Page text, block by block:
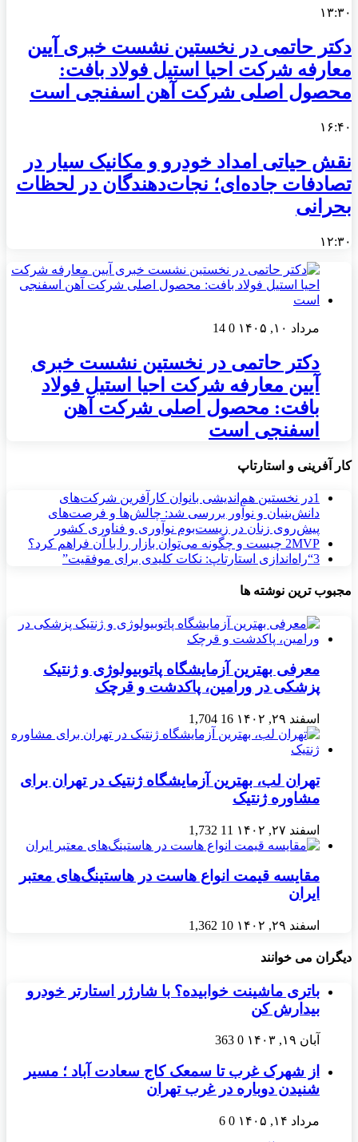
۱۳:۳۰
دکتر حاتمی در نخستین نشست خبری آیین
معارفه شرکت احیا استیل فولاد بافت:
محصول اصلی شرکت آهن اسفنجی است
۱۶:۴۰
نقش حیاتی امداد خودرو و مکانیک سیار در
تصادفات جاده‌ای؛ نجات‌دهندگان در لحظات
بحرانی
۱۲:۳۰
مرداد ۱۰, ۱۴۰۵ 0
14
دکتر حاتمی در نخستین نشست خبری
آیین معارفه شرکت احیا استیل فولاد
بافت: محصول اصلی شرکت آهن
اسفنجی است
کار آفرینی و استارتاپ
1در نخستین هم‌اندیشی بانوان کارآفرین شرکت‌های
دانش‌بنیان و نوآور بررسی شد: چالش‌ها و فرصت‌های
پیش‌روی زنان در زیست‌بوم نوآوری و فناوری کشور
2MVP چیست و چگونه می‌توان بازار را با آن فراهم کرد؟
3“راه‌اندازی استارتاپ: نکات کلیدی برای موفقیت”
مجبوب ترین نوشته ها
معرفی بهترین آزمایشگاه پاتوبیولوژی و ژنتیک
پزشکی در ورامین، پاکدشت و قرچک
اسفند ۲۹, ۱۴۰۲ 16
1,704
تهران لب، بهترین آزمایشگاه ژنتیک در تهران برای
مشاوره ژنتیک
اسفند ۲۷, ۱۴۰۲ 11
1,732
مقایسه قیمت انواع هاست در هاستینگ‌های معتبر
ایران
اسفند ۲۹, ۱۴۰۲ 10
1,362
دیگران می خوانند
باتری ماشینت خوابیده؟ با شارژر استارتر خودرو
بیدارش کن
آبان ۱۹, ۱۴۰۳ 0
363
از شهرک غرب تا سمعک کاج سعادت آباد ؛ مسیر
شنیدن دوباره در غرب تهران
مرداد ۱۴, ۱۴۰۵ 0
6